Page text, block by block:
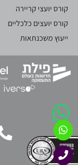
קורס יועצי קריירה
קורס יועצים כלכליים
ייעוץ משכנתאות